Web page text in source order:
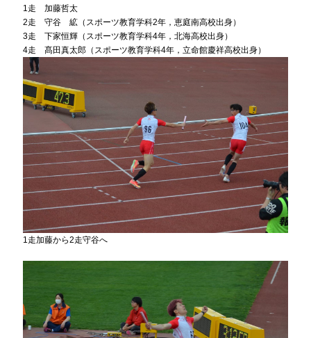
1走 加藤哲太
2走 守谷 絋（スポーツ教育学科2年，恵庭南高校出身）
3走 下家恒輝（スポーツ教育学科4年，北海高校出身）
4走 髙田真太郎（スポーツ教育学科4年，立命館慶祥高校出身）
1走加藤から2走守谷へ